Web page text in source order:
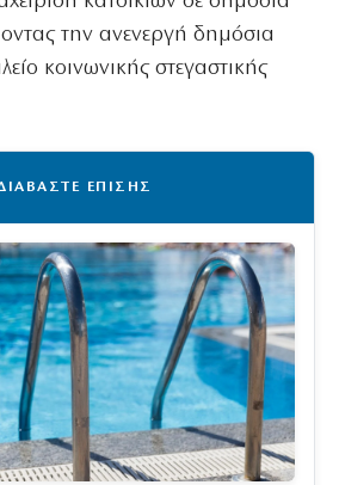
την ανενεργή δημόσια
κοινωνικής στεγαστικής
ΕΠΙΣΗΣ